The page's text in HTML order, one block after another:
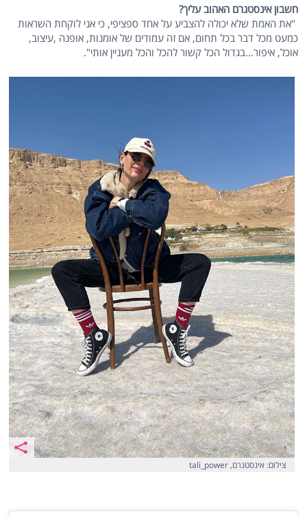
חשבון אינסטגרם האהוב עליך?
"את האמת שלא יכולה להצביע על אחד ספציפי, כי אני לוקחת השראות
כמעט מכל דבר בכל תחום, אם זה עמודים של אומנות, אופנה ,עיצוב,
אוכל, איפור…בגדול הכל קשור להכל והכל מעניין אותי".
צילום: אינסטגרם, tali_power